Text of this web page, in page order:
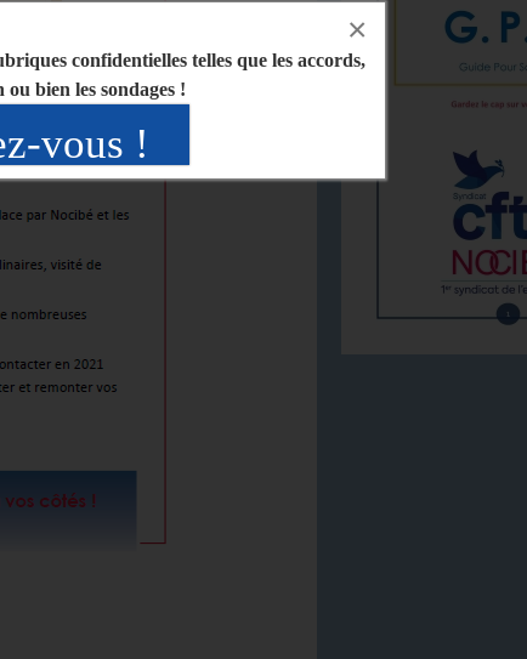
confidentielles telles que les accords,
bien les sondages !
vous !
×